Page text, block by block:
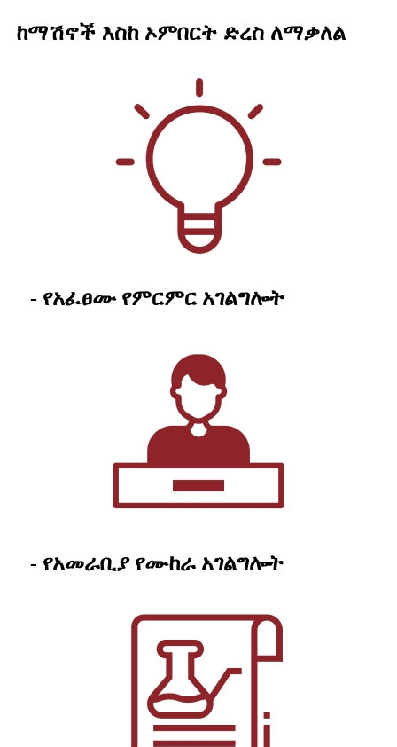
ከማሽኖች እስከ ኦምበርት ድረስ ለማቃለል
- የአፈፀሙ የምርምር አገልግሎት
- የአመራቢያ የሙከራ አገልግሎት